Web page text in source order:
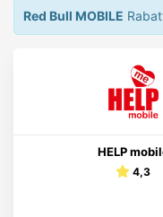
Red Bull MOBILE
HELP
4,3